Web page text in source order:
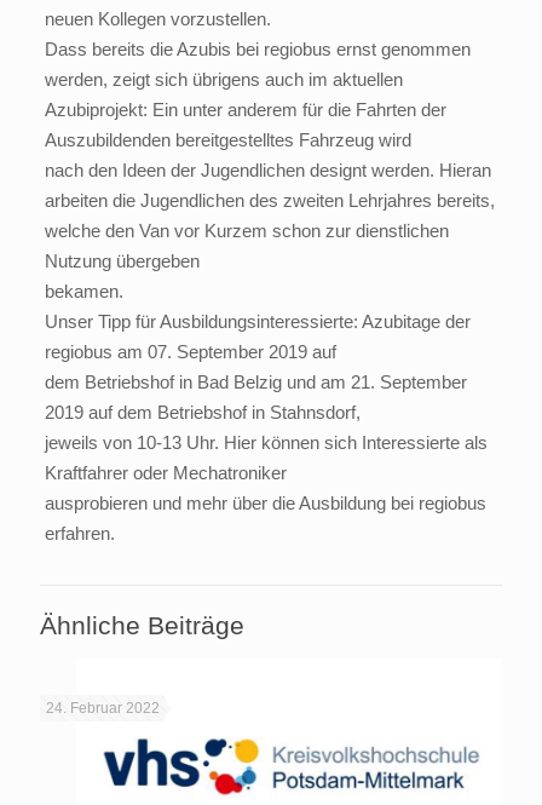
neuen Kollegen vorzustellen.
Dass bereits die Azubis bei regiobus ernst genommen
werden, zeigt sich übrigens auch im aktuellen
Azubiprojekt: Ein unter anderem für die Fahrten der
Auszubildenden bereitgestelltes Fahrzeug wird
nach den Ideen der Jugendlichen designt werden. Hieran
arbeiten die Jugendlichen des zweiten Lehrjahres bereits,
welche den Van vor Kurzem schon zur dienstlichen
Nutzung übergeben
bekamen.
Unser Tipp für Ausbildungsinteressierte: Azubitage der
regiobus am 07. September 2019 auf
dem Betriebshof in Bad Belzig und am 21. September
2019 auf dem Betriebshof in Stahnsdorf,
jeweils von 10-13 Uhr. Hier können sich Interessierte als
Kraftfahrer oder Mechatroniker
ausprobieren und mehr über die Ausbildung bei regiobus
erfahren.
Ähnliche Beiträge
24. Februar 2022